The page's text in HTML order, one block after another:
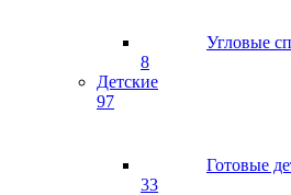
Угловые
8
Детские
97
Готовые
33